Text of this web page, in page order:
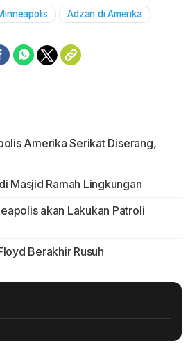
Mute
Adzan di Amerika
Amerika Serikat Diserang,
Masjid Ramah Lingkungan
akan Lakukan Patroli
Berakhir Rusuh